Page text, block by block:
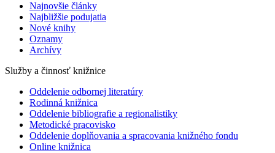
Najnovšie články
Najbližšie podujatia
Nové knihy
Oznamy
Archívy
Služby a činnosť knižnice
Oddelenie odbornej literatúry
Rodinná knižnica
Oddelenie bibliografie a regionalistiky
Metodické pracovisko
Oddelenie doplňovania a spracovania knižného fondu
Online knižnica